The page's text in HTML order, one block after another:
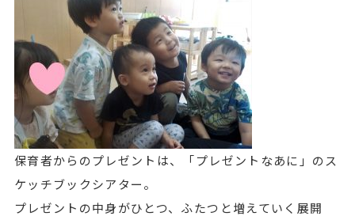
保育者からのプレゼントは、「プレゼントなあに」のス
ケッチブックシアター。
プレゼントの中身がひとつ、ふたつと増えていく展開